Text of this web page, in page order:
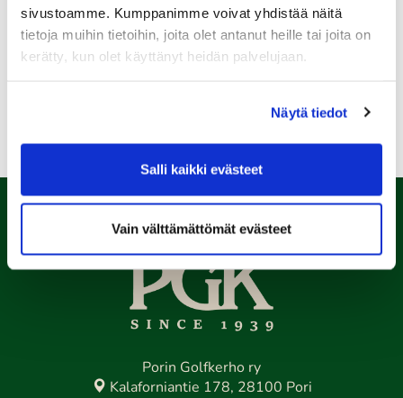
sivustoamme. Kumppanimme voivat yhdistää näitä
tietoja muihin tietoihin, joita olet antanut heille tai joita on
kerätty, kun olet käyttänyt heidän palvelujaan.
Näytä tiedot
Salli kaikki evästeet
Vain välttämättömät evästeet
Haluan tilata Kalafornia uutiskirjeen
Olen lukenuttietosuojaselosteenja hyväksyn
henkilötietojeni käsittelyn (*)
Porin Golfkerho ry
Kalaforniantie 178, 28100 Pori